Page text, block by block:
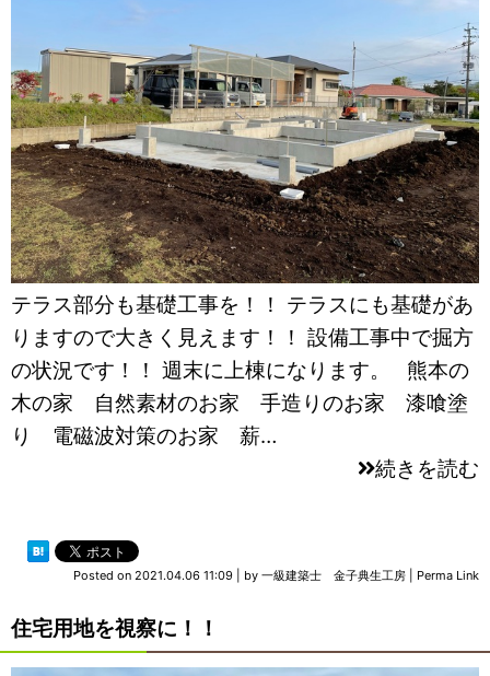
テラス部分も基礎工事を！！ テラスにも基礎があ
りますので大きく見えます！！ 設備工事中で掘方
の状況です！！ 週末に上棟になります。 熊本の
木の家 自然素材のお家 手造りのお家 漆喰塗
り 電磁波対策のお家 薪…
続きを読む
Posted on 2021.04.06 11:09 by 一級建築士 金子典生工房 Perma Link
住宅用地を視察に！！